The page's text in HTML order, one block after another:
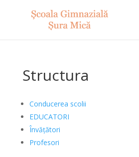
Structura
Conducerea scolii
EDUCATORI
Învățători
Profesori